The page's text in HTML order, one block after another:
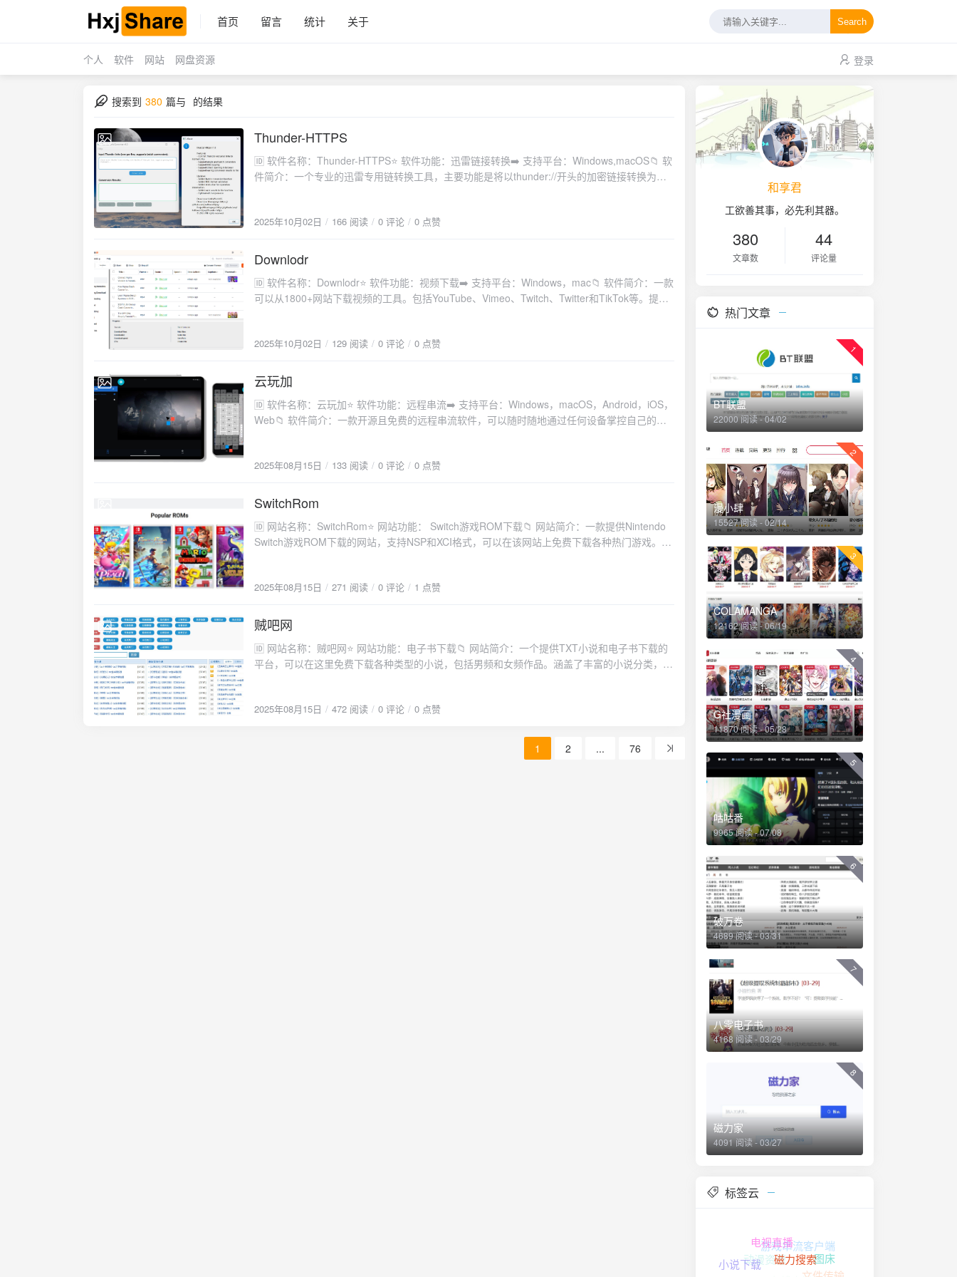
首页 留言 统计 关于 Search
个人 软件 网站 网盘资源 登录
搜索到 380 篇与 的结果
2025-10-02
Thunder-HTTPS
🆔 软件名称：Thunder-HTTPS⭐️ 软件功能：迅雷链接转换➡️ 支持平台：Windows,macOS📁 软
件简介：一个专业的迅雷专用链转换工具，主要功能是将以thunder://开头的加密链接转换为可
(https://github.com/helloworldpxy/thunder-https/releases)📷截图：
2025年10月02日 166 阅读 0 评论 0 点赞
2025-10-02
Downlodr
🆔 软件名称：Downlodr⭐️ 软件功能：视频下载➡️ 支持平台：Windows，mac📁 软件简介：一款
可以从1800+网站下载视频的工具。包括YouTube、Vimeo、Twitch、Twitter和TikTok等。提供
📷截图
2025年10月02日 129 阅读 0 评论 0 点赞
2025-08-15
云玩加
🆔 软件名称：云玩加⭐️ 软件功能：远程串流➡️ 支持平台：Windows，macOS，Android，iOS，
Web📁 软件简介：一款开源且免费的远程串流软件，可以随时随地通过任何设备掌控自己的电
2025年08月15日 133 阅读 0 评论 0 点赞
2025-08-15
SwitchRom
🆔 网站名称：SwitchRom⭐ 网站功能： Switch游戏ROM下载📁 网站简介：一款提供Nintendo
Switch游戏ROM下载的网站，支持NSP和XCI格式，可以在该网站上免费下载各种热门游戏。🔗
2025年08月15日 271 阅读 0 评论 1 点赞
2025-08-15
贼吧网
🆔 网站名称：贼吧网⭐ 网站功能：电子书下载📁 网站简介：一个提供TXT小说和电子书下载的
平台，可以在这里免费下载各种类型的小说，包括男频和女频作品。涵盖了丰富的小说分类，如
2025年08月15日 472 阅读 0 评论 0 点赞
1 2 ... 76
和享君
工欲善其事，必先利其器。
380
文章数
44
评论量
热门文章
1
BT联盟
22000 阅读 - 04/02
2
漫小肆
15527 阅读 - 02/14
3
COLAMANGA
12162 阅读 - 06/19
4
G社漫画
11870 阅读 - 05/28
5
咕咕番
9965 阅读 - 07/08
6
破万卷
4689 阅读 - 03/31
7
八零电子书
4168 阅读 - 03/29
8
磁力家
4091 阅读 - 03/27
标签云
在线小说文件传输
动漫资源
游戏串流客户端
图床
小说下载
电视直播
磁力搜索